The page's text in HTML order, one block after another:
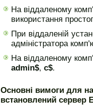
На віддаленому
використання
При віддаленій
адміністратора
На віддаленому
admin$, c$.
Основні вимоги для
встановлений сервер